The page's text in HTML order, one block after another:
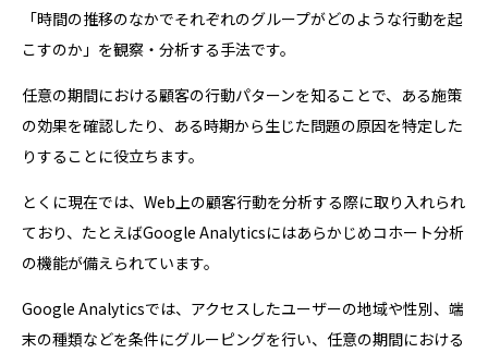
「時間の推移のなかでそれぞれのグループがどのような行動を起
こすのか」を観察・分析する手法です。
任意の期間における顧客の行動パターンを知ることで、ある施策
の効果を確認したり、ある時期から生じた問題の原因を特定した
りすることに役立ちます。
とくに現在では、Web上の顧客行動を分析する際に取り入れられ
ており、たとえばGoogle Analyticsにはあらかじめコホート分析
の機能が備えられています。
Google Analyticsでは、アクセスしたユーザーの地域や性別、端
末の種類などを条件にグルーピングを行い、任意の期間における